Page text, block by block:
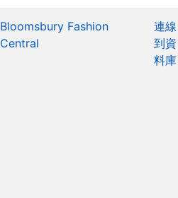
Bloomsbury Fashion
Central
連線
到資
料庫